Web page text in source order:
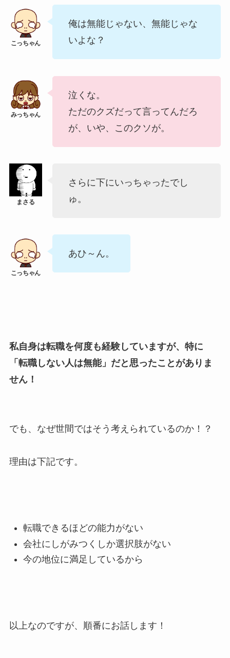
俺は無能じゃない、無能じゃな
いよな？
泣くな。
ただのクズだって言ってんだろ
が、いや、このクソが。
さらに下にいっちゃったでし
ゅ。
あひ～ん。
私自身は転職を何度も経験していますが、特に
「転職しない人は無能」だと思ったことがありま
せん！
でも、なぜ世間ではそう考えられているのか！？
理由は下記です。
転職できるほどの能力がない
会社にしがみつくしか選択肢がない
今の地位に満足しているから
以上なのですが、順番にお話します！